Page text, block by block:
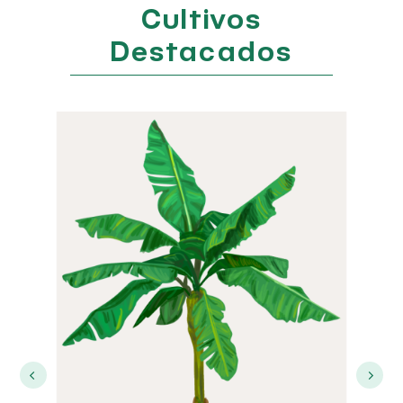
cantidad es importante. La fibra nos regula el
aparato digestivo, nos previene del estreñimiento y
nos hace sentir mejor por fuera y por dentro.
La sandía también puede ayudar a reducir el dolor
El choclo o maíz es libre de gluten por lo cual es ideal
para las personas con enfermedad celíaca. Este
cereal contiene una gran cantidad de hidratos de
carbono debido a su alto contenido de almidón, lo
cual lo hace un perfecto compañero para calmar el
hambre por varias horas con pocas calorías.
También contiene una cantidad interesante de
proteínas, no todas asimilables por el organismo por
si solo a raíz de una baja concentración de ciertos
aminoácidos necesarios para este proceso. Por ello
se recomienda consumir este cereal acompañado de
otros alimentos como verduras y legumbres que
permitan complementarlo.
Otra característica interesante es que el maíz tiene
Cultivos
Destacados